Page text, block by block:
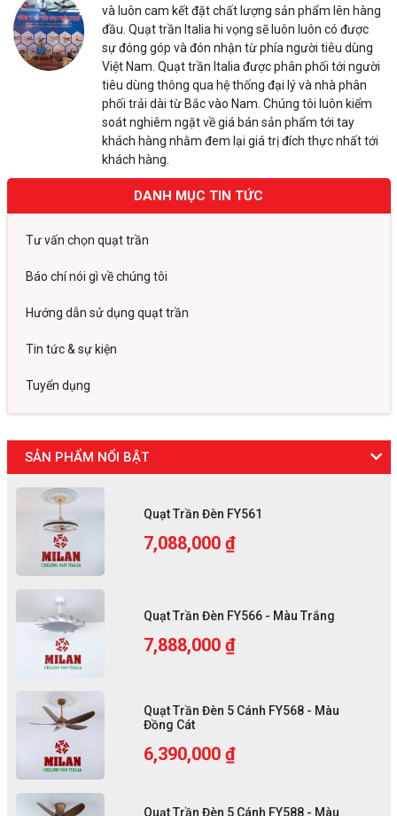
và luôn cam kết đặt chất lượng sản phẩm lên hàng
đầu. Quạt trần Italia hi vọng sẽ luôn luôn có được
sự đóng góp và đón nhận từ phía người tiêu dùng
Việt Nam. Quạt trần Italia được phân phối tới người
tiêu dùng thông qua hệ thống đại lý và nhà phân
phối trải dài từ Bắc vào Nam. Chúng tôi luôn kiểm
soát nghiêm ngặt về giá bán sản phẩm tới tay
khách hàng nhằm đem lại giá trị đích thực nhất tới
khách hàng.
DANH MỤC TIN TỨC
Tư vấn chọn quạt trần
Báo chí nói gì về chúng tôi
Hướng dẫn sử dụng quạt trần
Tin tức & sự kiện
Tuyển dụng
SẢN PHẨM NỔI BẬT
Quạt Trần Đèn FY561
7,088,000 ₫
Quạt Trần Đèn FY566 - Màu Trắng
7,888,000 ₫
Quạt Trần Đèn 5 Cánh FY568 - Màu
Đồng Cát
6,390,000 ₫
Quạt Trần Đèn 5 Cánh FY588 - Màu